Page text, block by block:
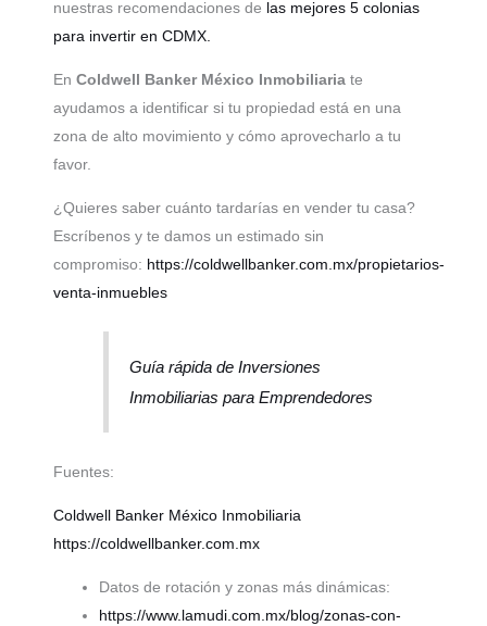
nuestras recomendaciones de las mejores 5 colonias
para invertir en CDMX.
En Coldwell Banker México Inmobiliaria te
ayudamos a identificar si tu propiedad está en una
zona de alto movimiento y cómo aprovecharlo a tu
favor.
¿Quieres saber cuánto tardarías en vender tu casa?
Escríbenos y te damos un estimado sin
compromiso: https://coldwellbanker.com.mx/propietarios-
venta-inmuebles
Guía rápida de Inversiones
Inmobiliarias para Emprendedores
Fuentes:
Coldwell Banker México Inmobiliaria
https://coldwellbanker.com.mx
Datos de rotación y zonas más dinámicas:
https://www.lamudi.com.mx/blog/zonas-con-